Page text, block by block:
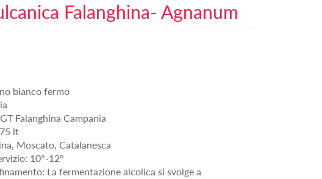
Falanghina- Agnanum
bianco fermo
Falanghina Campania
lt
Moscato, Catalanesca
10°-12°
La fermentazione alcolica si svolge a